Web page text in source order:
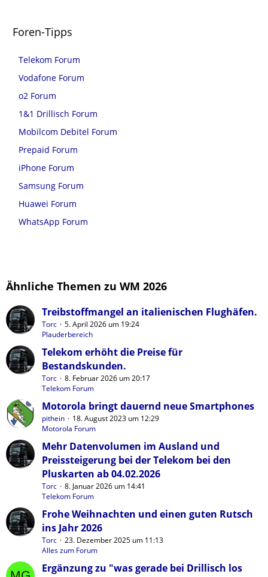
Foren-Tipps
Telekom Forum
Vodafone Forum
o2 Forum
1&1 Drillisch Forum
Mobilcom Debitel Forum
Prepaid Forum
iPhone Forum
Samsung Forum
Huawei Forum
WhatsApp Forum
Ähnliche Themen zu WM 2026
Treibstoffmangel an italienischen Flughäfen.
Torc
5. April 2026 um 19:24
Plauderbereich
Telekom erhöht die Preise für
Bestandskunden.
Torc
8. Februar 2026 um 20:17
Telekom Forum
Motorola bringt dauernd neue Smartphones
pithein
18. August 2023 um 12:29
Motorola Forum
Mehr Datenvolumen im Ausland und
Preissteigerung bei der Telekom bei den
Pluskarten ab 04.02.2026
Torc
8. Januar 2026 um 14:41
Telekom Forum
Frohe Weihnachten und einen guten Rutsch
ins Jahr 2026
Torc
23. Dezember 2025 um 11:13
Alles zum Forum
Ergänzung zu "was gerade bei Drillisch los